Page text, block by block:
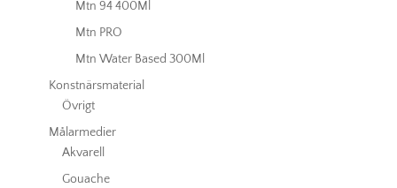
Mtn 94 400Ml
Mtn PRO
Mtn Water Based 300Ml
Konstnärsmaterial
Övrigt
Målarmedier
Akvarell
Gouache